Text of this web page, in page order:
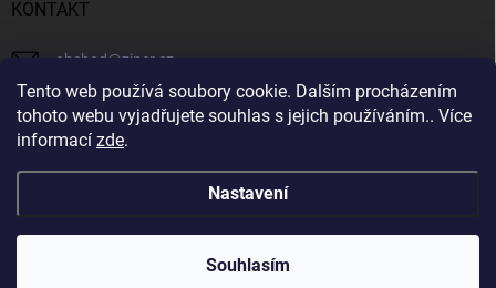
Tento web používá soubory cookie. Dalším procházením
tohoto webu vyjadřujete souhlas s jejich používáním.. Více
informací zde.
Nastavení
Souhlasím
KONTAKT
obchod@ziner.cz
728 355 665
ZINER . Všechna práva vyhrazena.